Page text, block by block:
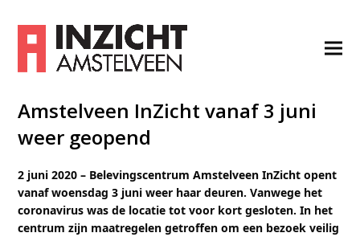
Amstelveen InZicht vanaf 3 juni
weer geopend
2 juni 2020 – Belevingscentrum Amstelveen InZicht opent
vanaf woensdag 3 juni weer haar deuren. Vanwege het
coronavirus was de locatie tot voor kort gesloten. In het
centrum zijn maatregelen getroffen om een bezoek veilig